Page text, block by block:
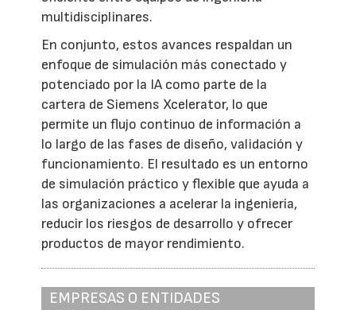
multidisciplinares.
En conjunto, estos avances respaldan un
enfoque de simulación más conectado y
potenciado por la IA como parte de la
cartera de Siemens Xcelerator, lo que
permite un flujo continuo de información a
lo largo de las fases de diseño, validación y
funcionamiento. El resultado es un entorno
de simulación práctico y flexible que ayuda a
las organizaciones a acelerar la ingeniería,
reducir los riesgos de desarrollo y ofrecer
productos de mayor rendimiento.
EMPRESAS O ENTIDADES